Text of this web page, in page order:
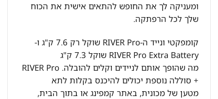
ומעניקה לך את החופש להתאים אישית את הכוח
שלך לכל הרפתקה.
קומפקטי ונייד ה-RIVER Pro שוקל רק 7.6 ק"ג ו-
RIVER Pro Extra Battery שוקל 7.3 ק"ג
מה שהופך אותם לניידים וקלים להובלה. RIVER Pro
+ סוללה נוספת יכולים להיכנס בקלות לתא
מטען של מכונית, באתר קמפינג או בתוך הבית,